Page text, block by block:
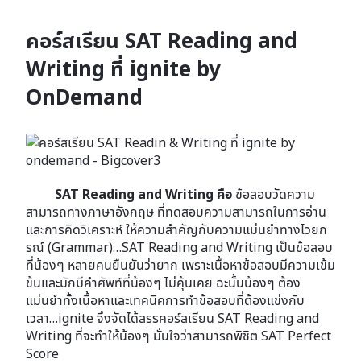
คอร์สเรียน SAT Reading and
Writing ที่ ignite by
OnDemand
SAT Reading and Writing คือ ข้อสอบวัดความ
สามารถทางภาษาอังกฤษ ที่ทดสอบความสามารถในการอ่าน
และการคิดวิเคราะห์ ให้ความสำคัญกับความแม่นยำทางไวยก
รณ์ (Grammar)…SAT Reading and Writing เป็นข้อสอบ
ที่น้องๆ หลายคนยืนยันว่ายาก เพราะเนื้อหาข้อสอบมีความเข้ม
ข้นและมักมีคำศัพท์ที่น้องๆ ไม่คุ้นเคย ฉะนั้นน้องๆ ต้อง
แม่นยำทั้งเนื้อหาและเทคนิคการทำข้อสอบที่ต้องแข่งกับ
เวลา…ignite จึงจัดได้สรรคอร์สเรียน SAT Reading and
Writing ที่จะทำให้น้องๆ มั่นใจว่าสามารถพิชิต SAT Perfect
Score